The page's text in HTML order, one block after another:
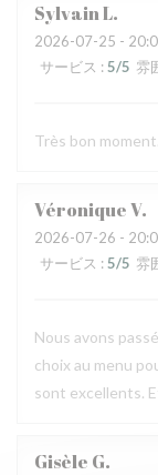
SylvainL
2026-07-25 -
サービス : 5/5 雰
Très bon
VéroniqueV
2026-07-26 -
サービス : 5/5 雰
Nous avons
choix au menu
sont excellents.
Gisèle G